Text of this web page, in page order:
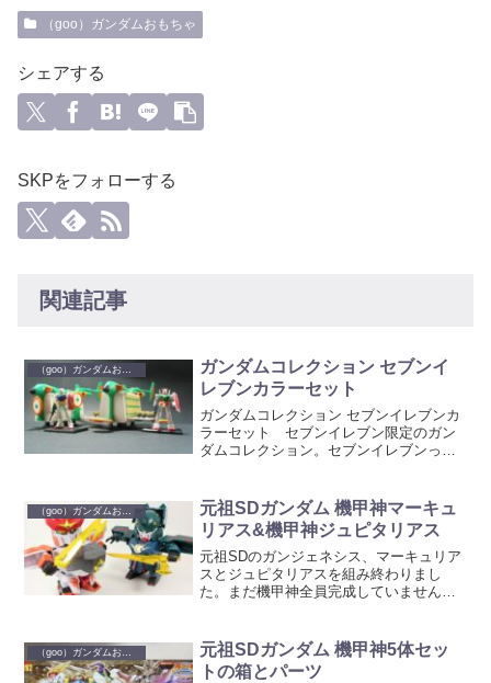
（goo）ガンダムおもちゃ
シェアする
SKPをフォローする
関連記事
ガンダムコレクション セブンイ
レブンカラーセット
ガンダムコレクション セブンイレブンカ
ラーセット セブンイレブン限定のガン
ダムコレクション。セブンイレブンっぽ
く揃えるには1と4が出れば良いんですけ
ど、今回当たったの...
元祖SDガンダム 機甲神マーキュ
リアス&機甲神ジュピタリアス
元祖SDのガンジェネシス、マーキュリア
スとジュピタリアスを組み終わりまし
た。まだ機甲神全員完成していません
りに名前は何だか水タイプっぽい？ガン
ジェネシスの左脚になります...
（goo）ガンダムおもちゃ
元祖SDガンダム 機甲神5体セッ
トの箱とパーツ